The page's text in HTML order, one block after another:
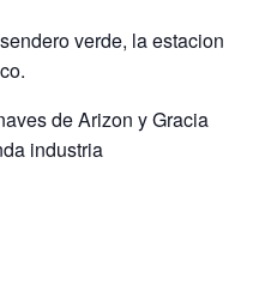
verde, la estacion
de Arizon y Gracia
industria